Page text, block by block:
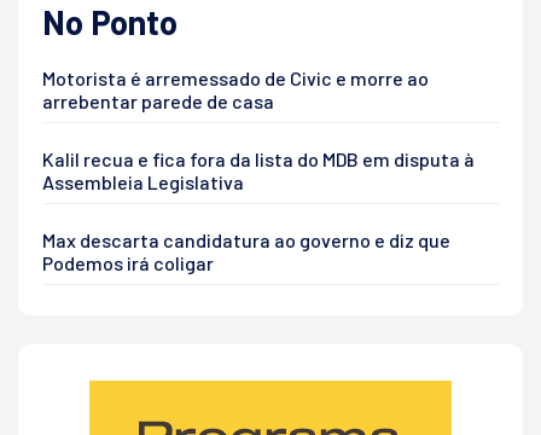
No Ponto
Motorista é arremessado de Civic e morre ao
arrebentar parede de casa
Kalil recua e fica fora da lista do MDB em disputa à
Assembleia Legislativa
Max descarta candidatura ao governo e diz que
Podemos irá coligar